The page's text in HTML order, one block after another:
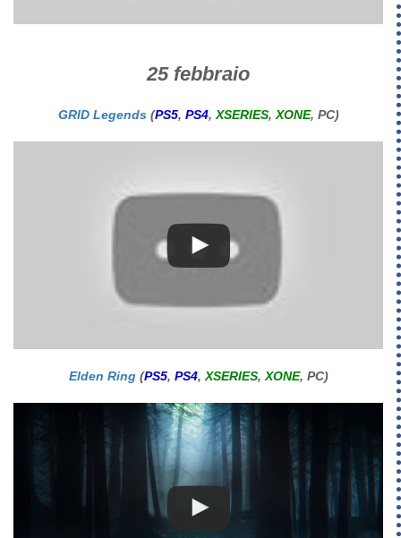
25 febbraio
GRID Legends(PS5, PS4, XSERIES, XONE, PC)
Elden Ring(PS5, PS4,XSERIES,XONE, PC)